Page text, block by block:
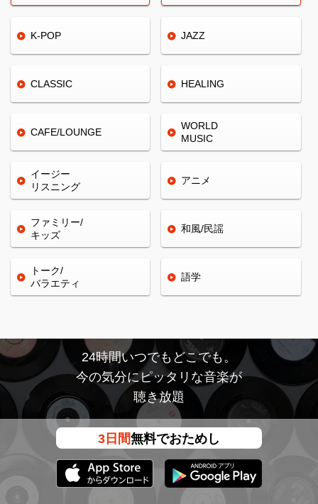
K-POP JAZZ
CLASSIC HEALING
CAFE/LOUNGE
WORLD
MUSIC
イージー
リスニング
アニメ
ファミリー/
キッズ
和風/民謡
トーク/
バラエティ
語学
24時間いつでもどこでも。
今の気分にピッタリな音楽が
聴き放題
3日間無料でおためし